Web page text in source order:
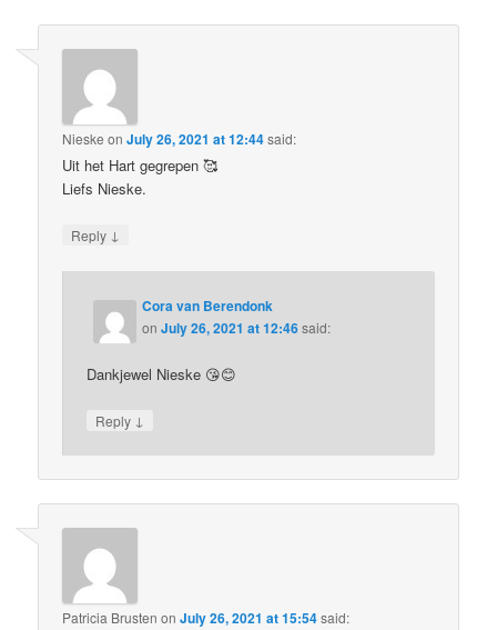
Nieske onJuly 26, 2021 at 12:44said:
Uit het Hart gegrepen 🥰
Liefs Nieske.
Reply ↓
Cora van Berendonk
onJuly 26, 2021 at 12:46said:
Dankjewel Nieske 😘😊
Reply ↓
Patricia Brusten onJuly 26, 2021 at 15:54said: